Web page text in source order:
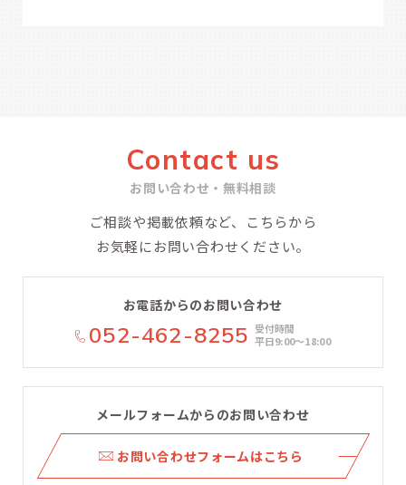
Contact us
お問い合わせ・無料相談
ご相談や掲載依頼など、こちらから
お気軽にお問い合わせください。
お電話からのお問い合わせ
052-462-8255 受付時間
平日9:00〜18:00
メールフォームからのお問い合わせ
お問い合わせフォームはこちら